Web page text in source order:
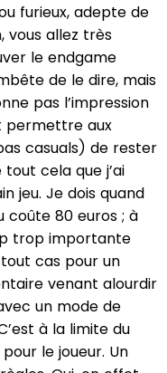
furieux, adepte de
vous allez très
le endgame
de le dire, mais
pas l’impression
permettre aux
casuals) de rester
tout cela que j’ai
jeu. Je dois quand
coûte 80 euros ; à
trop importante
cas pour un
venant alourdir
un mode de
à la limite du
le joueur. Un